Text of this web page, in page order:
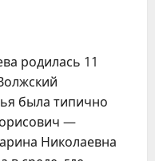
родилась 11
была типично
—
Николаевна